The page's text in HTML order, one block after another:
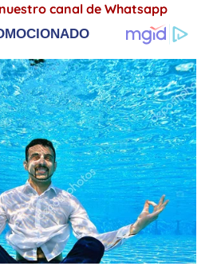
canal de Whatsapp